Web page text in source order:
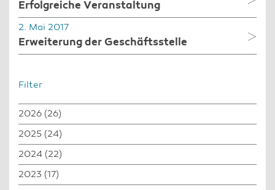
Erfolgreiche Veranstaltung
2. Mai 2017
Erweiterung der Geschäftsstelle
Filter
2026 (26)
2025 (24)
2024 (22)
2023 (17)